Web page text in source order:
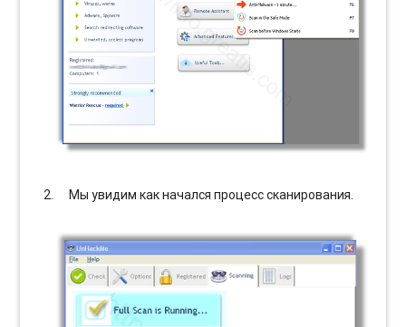
Мы увидим как начался процесс сканирования.